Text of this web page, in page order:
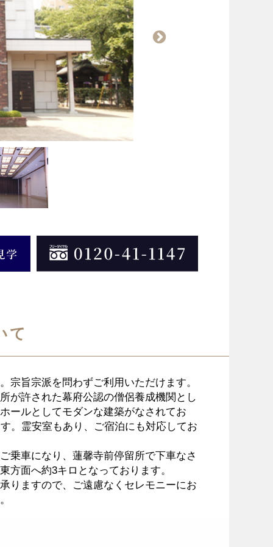
て
旨宗派を問わずご利用いただけます。
が許された幕府公認の僧侶養成機関とし
ールとしてモダンな建築がなされてお
。霊安室もあり、ご宿泊にも対応してお
乗車になり、蓮馨寺前停留所で下車なさ
方面へ約3キロとなっております。
りますので、ご遠慮なくセレモニーにお